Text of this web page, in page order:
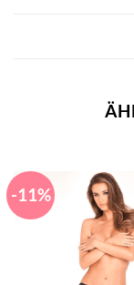
-11%